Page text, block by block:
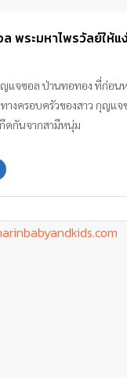
พระมหาไพรวัลย์ให้
ญแจซอล ป่านทอทอง ที่ก่อน
างครอบครัวของสาว กุญแจ
ดกันจากสามีหนุ่ม